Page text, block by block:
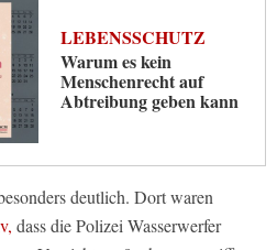
LEBENSSCHUTZ
Warum es kein
Menschenrecht auf
Abtreibung geben kann
deutlich. Dort waren
dass die Polizei Wasserwerfer